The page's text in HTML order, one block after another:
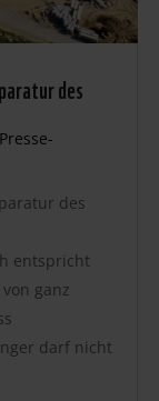
des
Presse-
des
entspricht
ganz
darf nicht